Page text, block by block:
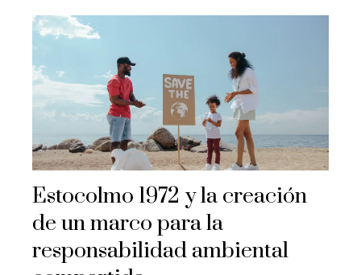
Estocolmo 1972 y la creación
de un marco para la
responsabilidad ambiental